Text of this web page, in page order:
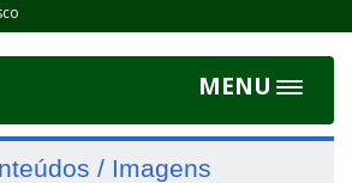
MENU
Toggle
/ Imagens